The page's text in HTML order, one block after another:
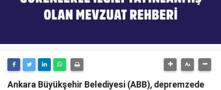
Ankara Büyükşehir Belediyesi (ABB), depremzede